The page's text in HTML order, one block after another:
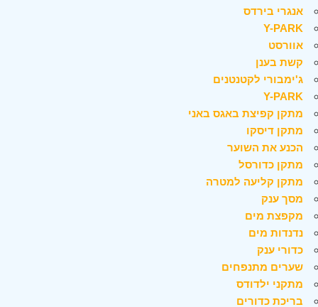
אנגרי בירדס
Y-PARK
אוורסט
קשת בענן
ג'ימבורי לקטנטנים
Y-PARK
מתקן קפיצת באגס באני
מתקן דיסקו
הכנע את השוער
מתקן כדורסל
מתקן קליעה למטרה
מסך ענק
מקפצת מים
נדנדות מים
כדורי ענק
שערים מתנפחים
מתקני ילדודס
בריכת כדורים